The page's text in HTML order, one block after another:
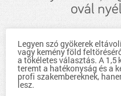
ovál
Legyen szó gyökerek
vagy kemény föld
a tökéletes választás. A
teremt a hatékonyság és a
profi szakembereknek,
lesz.